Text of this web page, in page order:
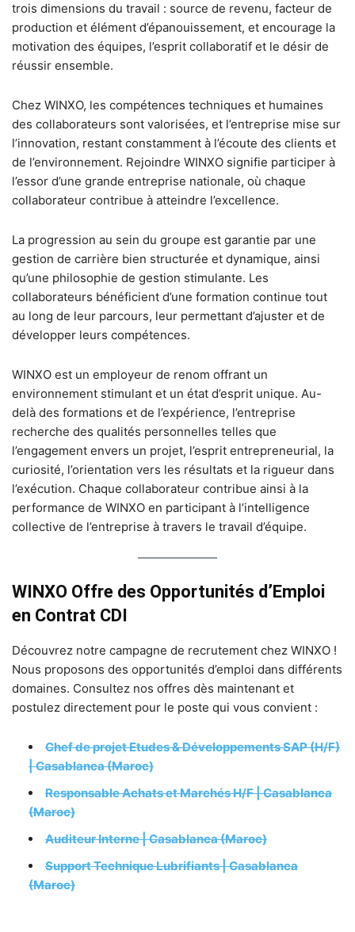
trois dimensions du travail : source de revenu, facteur de
production et élément d’épanouissement, et encourage la
motivation des équipes, l’esprit collaboratif et le désir de
réussir ensemble.
Chez WINXO, les compétences techniques et humaines
des collaborateurs sont valorisées, et l’entreprise mise sur
l’innovation, restant constamment à l’écoute des clients et
de l’environnement. Rejoindre WINXO signifie participer à
l’essor d’une grande entreprise nationale, où chaque
collaborateur contribue à atteindre l’excellence.
La progression au sein du groupe est garantie par une
gestion de carrière bien structurée et dynamique, ainsi
qu’une philosophie de gestion stimulante. Les
collaborateurs bénéficient d’une formation continue tout
au long de leur parcours, leur permettant d’ajuster et de
développer leurs compétences.
WINXO est un employeur de renom offrant un
environnement stimulant et un état d’esprit unique. Au-
delà des formations et de l’expérience, l’entreprise
recherche des qualités personnelles telles que
l’engagement envers un projet, l’esprit entrepreneurial, la
curiosité, l’orientation vers les résultats et la rigueur dans
l’exécution. Chaque collaborateur contribue ainsi à la
performance de WINXO en participant à l’intelligence
collective de l’entreprise à travers le travail d’équipe.
WINXO Offre des Opportunités d’Emploi
en Contrat CDI
Découvrez notre campagne de recrutement chez WINXO !
Nous proposons des opportunités d’emploi dans différents
domaines. Consultez nos offres dès maintenant et
postulez directement pour le poste qui vous convient :
Chef de projet Etudes & Développements SAP (H/F)
| Casablanca (Maroc)
Responsable Achats et Marchés H/F | Casablanca
(Maroc)
Auditeur Interne | Casablanca (Maroc)
Support Technique Lubrifiants | Casablanca
(Maroc)